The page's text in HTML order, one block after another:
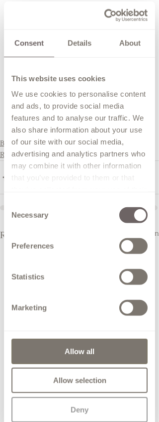
Consent Details About
This website uses cookies
We use cookies to personalise content
and ads, to provide social media
features and to analyse our traffic. We
also share information about your use
of our site with our social media,
advertising and analytics partners who
may combine it with other information
that you’ve provided to them or that
Selection
Necessary
Preferences
Statistics
Marketing
Allow all
Allow selection
Deny
Bruidspotlight
Reviews
Recente blogposts Alles weergeven